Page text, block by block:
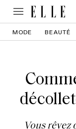
MODE BEAUTÉ
Vous rêvez